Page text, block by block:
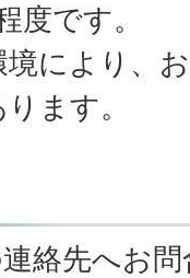
度です。
により、
ます。
絡先へお